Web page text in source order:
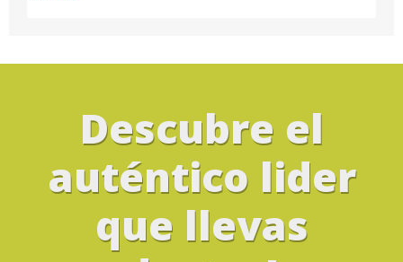
Descubre el
auténtico lider
que llevas